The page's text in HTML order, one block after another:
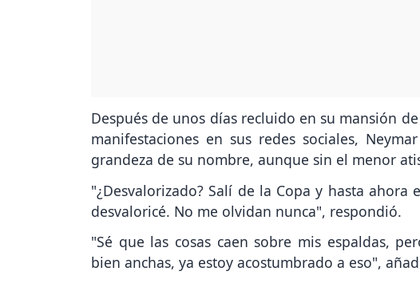
Después de unos días recluido en su mansión
manifestaciones en sus redes sociales,
grandeza de su nombre, aunque sin el menor
"¿Desvalorizado? Salí de la Copa y hasta
desvaloricé. No me olvidan nunca", respondió.
"Sé que las cosas caen sobre mis espaldas,
bien anchas, ya estoy acostumbrado a eso",